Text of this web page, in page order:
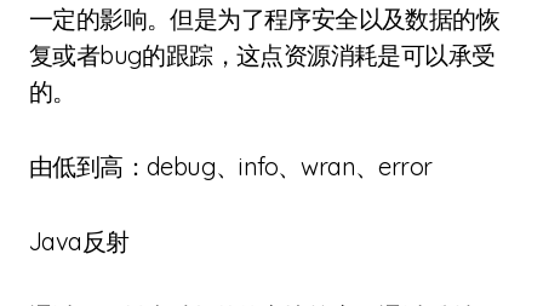
一定的影响。但是为了程序安全以及数据的恢
复或者bug的跟踪，这点资源消耗是可以承受
的。
由低到高：debug、info、wran、error
Java反射